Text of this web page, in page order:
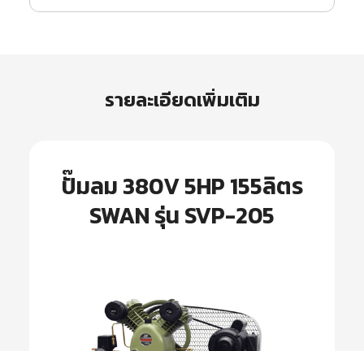
รายละเอียดเพิ่มเติม
ปั๊มลม 380V 5HP 155ลิตร
SWAN รุ่น SVP-205